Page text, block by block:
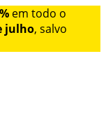
em todo o
julho, salvo